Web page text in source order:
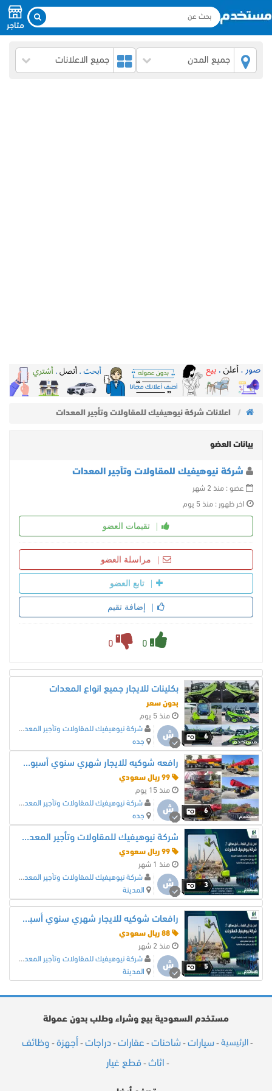
متاجر
جميع المدن جميع الاعلانات
اعلانات شركة نيوهيفيك للمقاولات وتأجير المعدات
بيانات العضو
شركة نيوهيفيك للمقاولات وتأجير المعدات
عضو : منذ 2 شهر
اخر ظهور : منذ 5 يوم
تقيمات العضو
مراسلة العضو
تابع العضو
إضافة تقيم
0
0
6
بكلينات للايجار جميع انواع المعدات
بدون سعر
منذ 5 يوم
ش
شركة نيوهيفيك للمقاولات وتأجير المعدات
جده
6
رافعه شوكيه للايجار شهري سنوي أسبوعي
منذ 15 يوم
ش
شركة نيوهيفيك للمقاولات وتأجير المعدات
جده
3
شركة نيوهيفيك للمقاولات وتأجير المعدات الثقيلة والخفيفة
منذ 1 شهر
ش
شركة نيوهيفيك للمقاولات وتأجير المعدات
المدينة
5
رافعات شوكيه للايجار شهري سنوي أسبوعي يومي
منذ 2 شهر
ش
شركة نيوهيفيك للمقاولات وتأجير المعدات
المدينة
مستخدم السعودية بيع وشراء وطلب بدون عمولة
- الرئيسية - سيارات - شاحنات - عقارات - دراجات - أجهزة - وظائف
- اثاث -قطع غيار